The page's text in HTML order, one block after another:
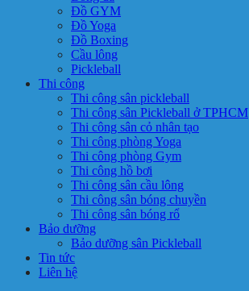
Đồ GYM
Đồ Yoga
Đồ Boxing
Cầu lông
Pickleball
Thi công
Thi công sân pickleball
Thi công sân Pickleball ở TPHCM
Thi công sân cỏ nhân tạo
Thi công phòng Yoga
Thi công phòng Gym
Thi công hồ bơi
Thi công sân cầu lông
Thi công sân bóng chuyền
Thi công sân bóng rổ
Bảo dưỡng
Bảo dưỡng sân Pickleball
Tin tức
Liên hệ